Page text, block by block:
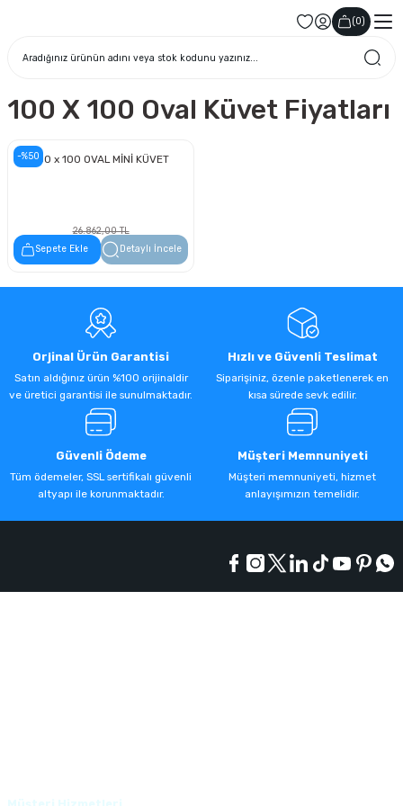
(0)
100 X 100 Oval Küvet Fiyatları
-%50100 x 100 OVAL MİNİ KÜVET
26.862,00 TL
13.431,00 TL
Sepete Ekle Detaylı İncele
Orjinal Ürün Garantisi
Satın aldığınız ürün %100 orijinaldir
ve üretici garantisi ile sunulmaktadır.
Hızlı ve Güvenli Teslimat
Siparişiniz, özenle paketlenerek en
kısa sürede sevk edilir.
Güvenli Ödeme
Tüm ödemeler, SSL sertifikalı güvenli
altyapı ile korunmaktadır.
Müşteri Memnuniyeti
Müşteri memnuniyeti, hizmet
anlayışımızın temelidir.